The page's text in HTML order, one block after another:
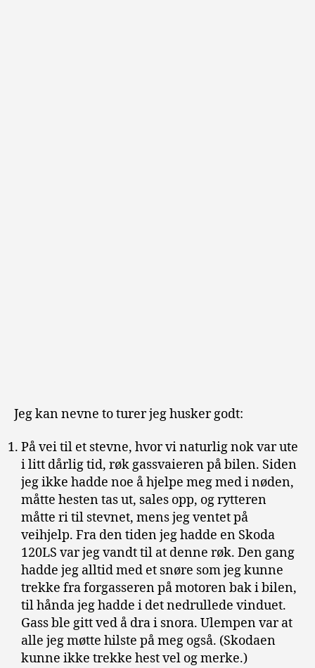
Jeg kan nevne to turer jeg husker godt:
På vei til et stevne, hvor vi naturlig nok var ute
i litt dårlig tid, røk gassvaieren på bilen. Siden
jeg ikke hadde noe å hjelpe meg med i nøden,
måtte hesten tas ut, sales opp, og rytteren
måtte ri til stevnet, mens jeg ventet på
veihjelp. Fra den tiden jeg hadde en Skoda
120LS var jeg vandt til at denne røk. Den gang
hadde jeg alltid med et snøre som jeg kunne
trekke fra forgasseren på motoren bak i bilen,
til hånda jeg hadde i det nedrullede vinduet.
Gass ble gitt ved å dra i snora. Ulempen var at
alle jeg møtte hilste på meg også. (Skodaen
kunne ikke trekke hest vel og merke.)